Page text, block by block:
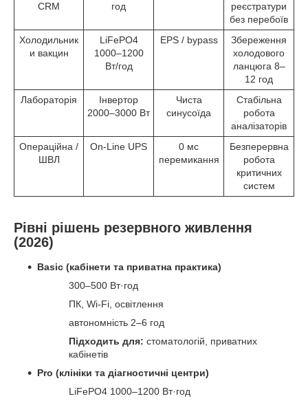
CRM
год
реєстратури
без перебоїв
Холодильник
и вакцин
LiFePO4
1000–1200
Вт/год
EPS / bypass
Збереження
холодового
ланцюга 8–
12 год
Лабораторія
Інвертор
2000–3000 Вт
Чиста
синусоїда
Стабільна
робота
аналізаторів
Операційна /
ШВЛ
On-Line UPS
0 мс
перемикання
Безперервна
робота
критичних
систем
Рівні рішень резервного живлення
(2026)
Basic (кабінети та приватна практика)
300–500 Вт·год
ПК, Wi-Fi, освітлення
автономність 2–6 год
Підходить для: стоматологій, приватних
кабінетів
Pro (клініки та діагностичні центри)
LiFePO4 1000–1200 Вт·год